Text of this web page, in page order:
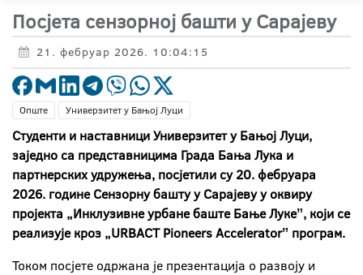
Посјета сензорној башти у Сарајеву
21. фебруар 2026. 10:04:15
Опште Универзитет у Бањој Луци
Студенти и наставници Универзитет у Бањој Луци,
заједно са представницима Града Бања Лука и
партнерских удружења, посјетили су 20. фебруара
2026. године Сензорну башту у Сарајеву у оквиру
пројекта „Инклузивне урбане баште Бање Лукеˮ, који се
реализује кроз „URBACT Pioneers Acceleratorˮ програм.
Током посјете одржана је презентација о развоју и